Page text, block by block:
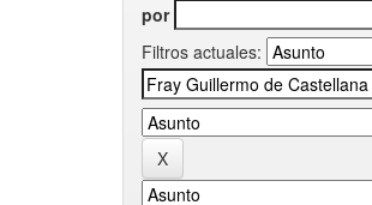
por
Filtros actuales: